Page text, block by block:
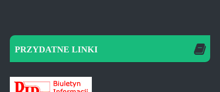
PRZYDATNE LINKI